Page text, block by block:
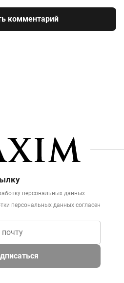
комментарий
персональных данных
персональных данных согласен